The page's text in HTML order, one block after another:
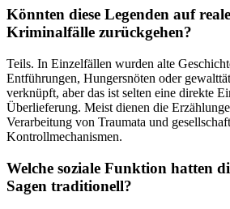
Könnten diese Legenden auf
Kriminalfälle zurückgehen?
Teils.‍ In Einzelfällen wurden⁤ alte
Entführungen, ​Hungersnöten oder
verknüpft,‍ aber⁤ das ist selten eine direkte
Überlieferung. Meist dienen die
Verarbeitung von ​Traumata und
Kontrollmechanismen.
Welche soziale ⁢Funktion hatten
Sagen ​traditionell?